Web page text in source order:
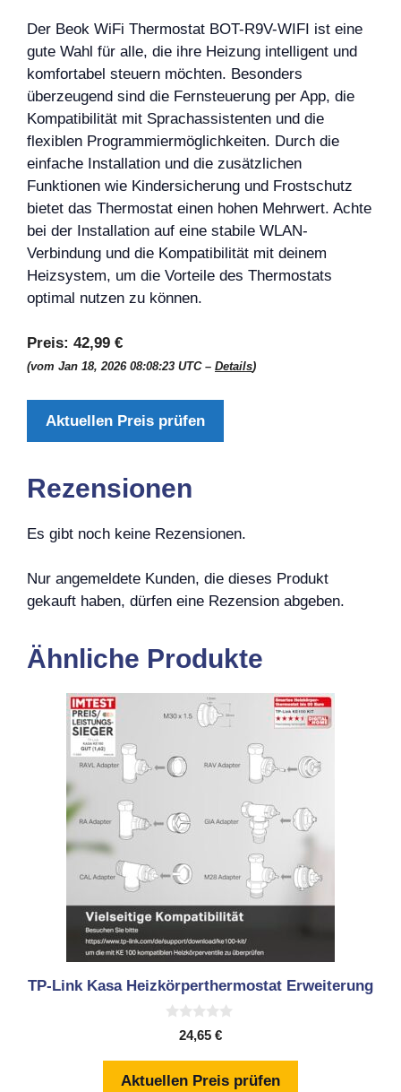
Der Beok WiFi Thermostat BOT-R9V-WIFI ist eine
gute Wahl für alle, die ihre Heizung intelligent und
komfortabel steuern möchten. Besonders
überzeugend sind die Fernsteuerung per App, die
Kompatibilität mit Sprachassistenten und die
flexiblen Programmiermöglichkeiten. Durch die
einfache Installation und die zusätzlichen
Funktionen wie Kindersicherung und Frostschutz
bietet das Thermostat einen hohen Mehrwert. Achte
bei der Installation auf eine stabile WLAN-
Verbindung und die Kompatibilität mit deinem
Heizsystem, um die Vorteile des Thermostats
optimal nutzen zu können.
Preis: 42,99 €
(vom Jan 18, 2026 08:08:23 UTC – Details)
Aktuellen Preis prüfen
Rezensionen
Es gibt noch keine Rezensionen.
Nur angemeldete Kunden, die dieses Produkt
gekauft haben, dürfen eine Rezension abgeben.
Ähnliche Produkte
TP-Link Kasa Heizkörperthermostat Erweiterung
5
24,65 €
Aktuellen Preis prüfen